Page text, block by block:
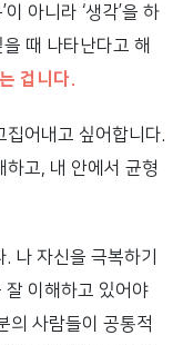
아니라 ‘생각’을 하
때 나타난다고 해
겁니다.
어내고 싶어합니다.
고, 내 안에서 균형
나 자신을 극복하기
잘 이해하고 있어야
의 사람들이 공통적